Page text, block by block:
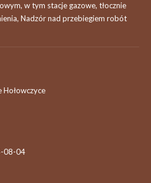
w tym stacje gazowe, tłocznie
Nadzór nad przebiegiem robót
08-04